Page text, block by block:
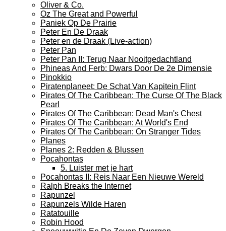
Oliver & Co.
Oz The Great and Powerful
Paniek Op De Prairie
Peter En De Draak
Peter en de Draak (Live-action)
Peter Pan
Peter Pan II: Terug Naar Nooitgedachtland
Phineas And Ferb: Dwars Door De 2e Dimensie
Pinokkio
Piratenplaneet: De Schat Van Kapitein Flint
Pirates Of The Caribbean: The Curse Of The Black
Pearl
Pirates Of The Caribbean: Dead Man's Chest
Pirates Of The Caribbean: At World's End
Pirates Of The Caribbean: On Stranger Tides
Planes
Planes 2: Redden & Blussen
Pocahontas
5. Luister met je hart
Pocahontas II: Reis Naar Een Nieuwe Wereld
Ralph Breaks the Internet
Rapunzel
Rapunzels Wilde Haren
Ratatouille
Robin Hood